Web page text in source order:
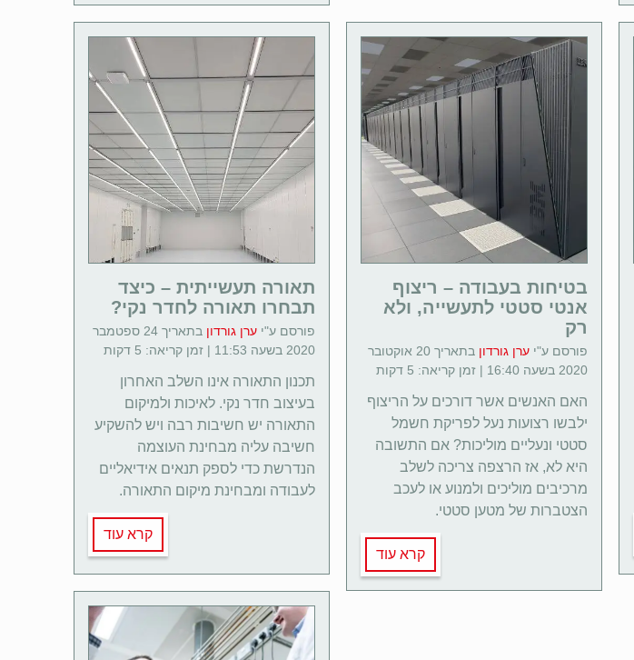
בטיחות בעבודה – ריצוף
אנטי סטטי לתעשייה, ולא
רק
פורסם ע"י ערן גורדון
בתאריך 20 אוקטובר
2020 בשעה 16:40 | זמן קריאה: 5 דקות
האם האנשים אשר דורכים על הריצוף
ילבשו רצועות נעל לפריקת חשמל
סטטי ונעליים מוליכות? אם התשובה
היא לא, אז הרצפה צריכה לשלב
מרכיבים מוליכים ולמנוע או לעכב
הצטברות של מטען סטטי.
קרא עוד
תאורה תעשייתית – כיצד
תבחרו תאורה לחדר נקי?
פורסם ע"י ערן גורדון
בתאריך 24 ספטמבר
2020 בשעה 11:53 | זמן קריאה: 5 דקות
תכנון התאורה אינו השלב האחרון
בעיצוב חדר נקי. לאיכות ולמיקום
התאורה יש חשיבות רבה ויש להשקיע
חשיבה עליה מבחינת העוצמה
הנדרשת כדי לספק תנאים אידיאליים
לעבודה ומבחינת מיקום התאורה.
קרא עוד